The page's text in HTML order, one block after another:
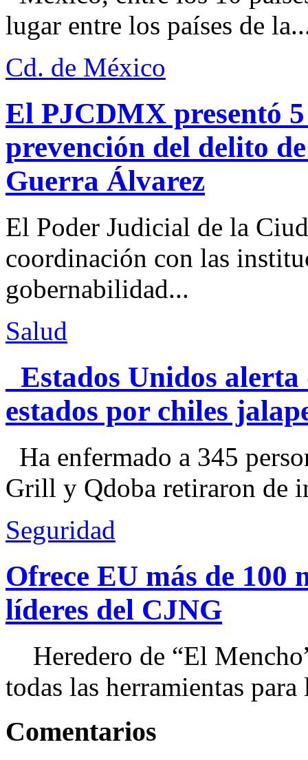
lugar entre los países de
Cd. de México
El PJCDMX presentó
prevención del delito
Guerra Álvarez
El Poder Judicial de la
coordinación con las
gobernabilidad...
Salud
Estados Unidos alerta
estados por chiles
Ha enfermado a 345
Grill y Qdoba retiraron de
Seguridad
Ofrece EU más de 100
líderes del CJNG
Heredero de “El
todas las herramientas
Comentarios